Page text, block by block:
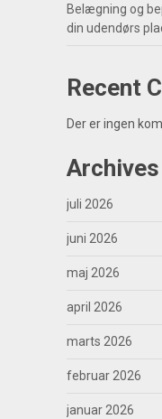
Belægning og
din udendørs
Recent
Der er ingen
Archives
juli 2026
juni 2026
maj 2026
april 2026
marts 2026
februar 2026
januar 2026